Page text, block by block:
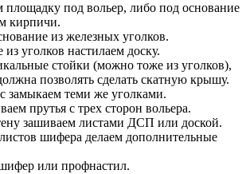
под вольер, либо под основание
кирпичи.
из железных уголков.
уголков настилаем доску.
стойки (можно тоже из уголков),
позволять сделать скатную крышу.
замыкаем теми же уголками.
прутья с трех сторон вольера.
зашиваем листами ДСП или доской.
шифера делаем дополнительные
или профнастил.